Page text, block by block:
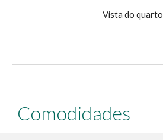
Vista do quarto
Comodidades